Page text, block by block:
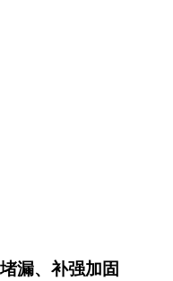
漏、补强加固